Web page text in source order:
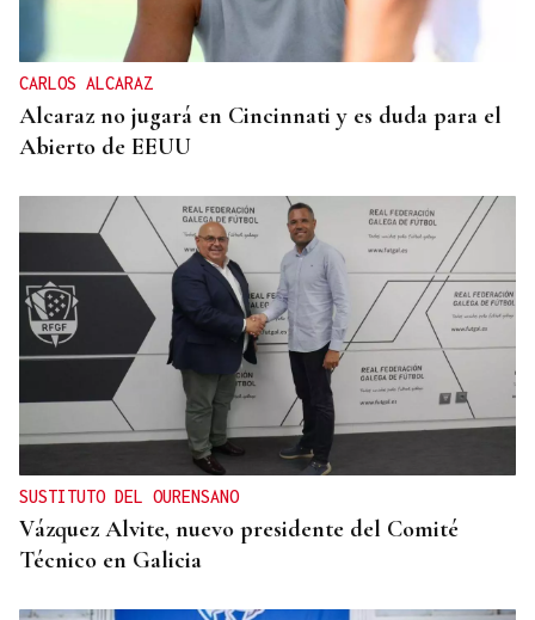
CARLOS ALCARAZ
Alcaraz no jugará en Cincinnati y es duda para el
Abierto de EEUU
SUSTITUTO DEL OURENSANO
Vázquez Alvite, nuevo presidente del Comité
Técnico en Galicia